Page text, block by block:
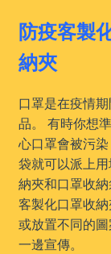
防疫客製
納夾
口罩是在疫情
品。 有時你想
心口罩會被污
袋就可以派上
納夾和口罩收
客製化口罩收
或放置不同的
一邊宣傳。